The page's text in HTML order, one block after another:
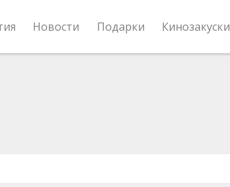
Новости Подарки Кинозакуски